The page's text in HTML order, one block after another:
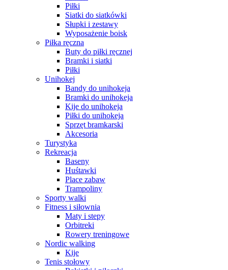
Piłki
Siatki do siatkówki
Słupki i zestawy
Wyposażenie boisk
Piłka ręczna
Buty do piłki ręcznej
Bramki i siatki
Piłki
Unihokej
Bandy do unihokeja
Bramki do unihokeja
Kije do unihokeja
Piłki do unihokeja
Sprzęt bramkarski
Akcesoria
Turystyka
Rekreacja
Baseny
Huśtawki
Place zabaw
Trampoliny
Sporty walki
Fitness i siłownia
Maty i stepy
Orbitreki
Rowery treningowe
Nordic walking
Kije
Tenis stołowy